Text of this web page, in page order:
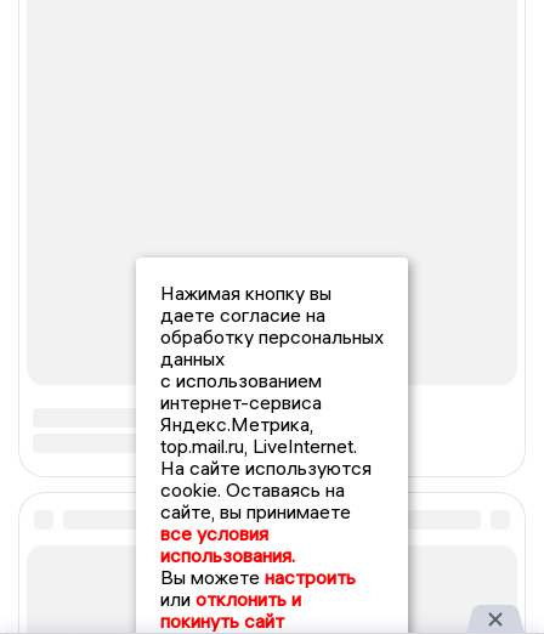
Нажимая кнопку вы
даете согласие на
обработку персональных
данных
с использованием
интернет-сервиса
Яндекс.Метрика,
top.mail.ru, LiveInternet.
На сайте используются
cookie. Оставаясь на
сайте, вы принимаете
все условия
использования.
Вы можете настроить
или отклонить и
покинуть сайт